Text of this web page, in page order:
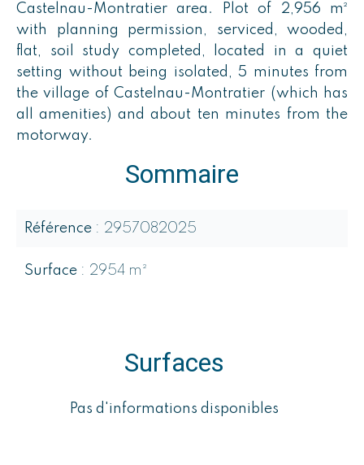
Castelnau-Montratier area. Plot of 2,956 m²
with planning permission, serviced, wooded,
flat, soil study completed, located in a quiet
setting without being isolated, 5 minutes from
the village of Castelnau-Montratier (which has
all amenities) and about ten minutes from the
motorway.
Sommaire
Référence 2957082025
Surface 2954 m²
Surfaces
Pas d'informations disponibles